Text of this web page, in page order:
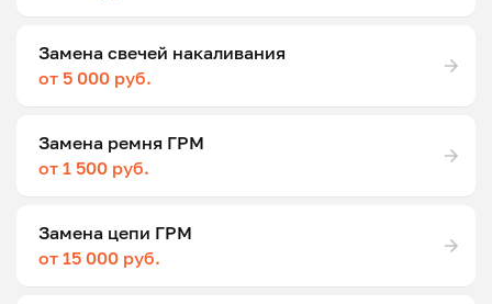
Замена свечей накаливания
от 5 000 руб.
Замена ремня ГРМ
от 1 500 руб.
Замена цепи ГРМ
от 15 000 руб.